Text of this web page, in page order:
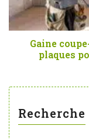
Gaine
plaques
Recherche